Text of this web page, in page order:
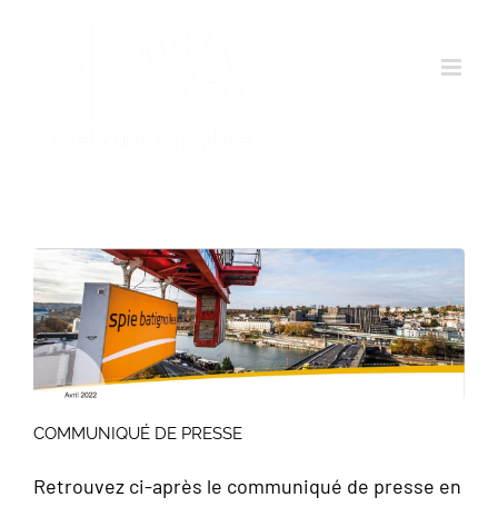
COMMUNIQUÉ DE PRESSE
Retrouvez ci-après le communiqué de presse en